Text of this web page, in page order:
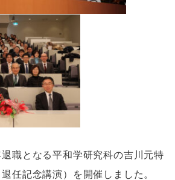
職となる平和学研究科の吉川元特
任記念講演）を開催しました。